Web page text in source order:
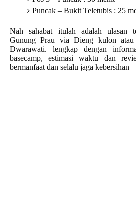
Puncak – Bukit Teletubis : 25
Nah sahabat itulah adalah ulasan
Gunung Prau via Dieng kulon atau
Dwarawati. lengkap dengan
basecamp, estimasi waktu dan
bermanfaat dan selalu jaga kebersihan